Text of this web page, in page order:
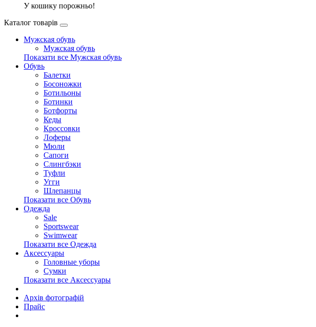
У кошику порожньо!
Каталог товарів
Мужская обувь
Мужская обувь
Показати все Мужская обувь
Обувь
Балетки
Босоножки
Ботильоны
Ботинки
Ботфорты
Кеды
Кроссовки
Лоферы
Мюли
Сапоги
Слингбэки
Туфли
Угги
Шлепанцы
Показати все Обувь
Одежда
Sale
Sportswear
Swimwear
Показати все Одежда
Аксессуары
Головные уборы
Сумки
Показати все Аксессуары
Архів фотографій
Прайс